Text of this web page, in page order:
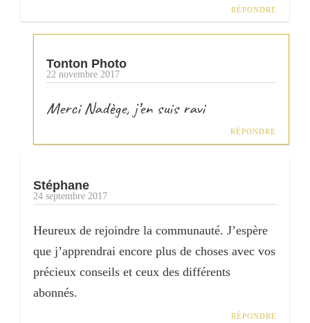
RÉPONDRE
Tonton Photo
22 novembre 2017
Merci Nadège, j’en suis ravi
RÉPONDRE
Stéphane
24 septembre 2017
Heureux de rejoindre la communauté. J’espère
que j’apprendrai encore plus de choses avec vos
précieux conseils et ceux des différents
abonnés.
RÉPONDRE